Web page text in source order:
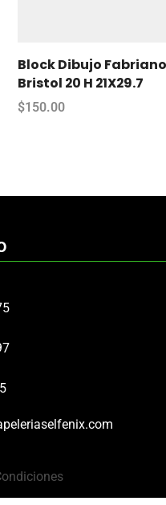
Block Dibujo Fabriano
Bristol 20 H 21X29.7
$150.00